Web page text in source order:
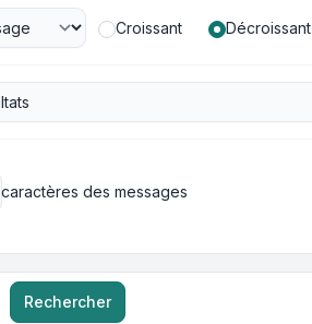
Croissant Décroissant
caractères des messages
Rechercher